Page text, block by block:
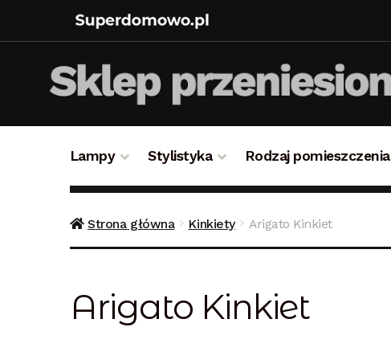
Lampy Stylistyka Rodzaj pomieszczenia
Strona główna Kinkiety Arigato Kinkiet
Arigato Kinkiet